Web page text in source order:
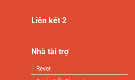
Liên kết 2
Nhà tài trợ
Rever